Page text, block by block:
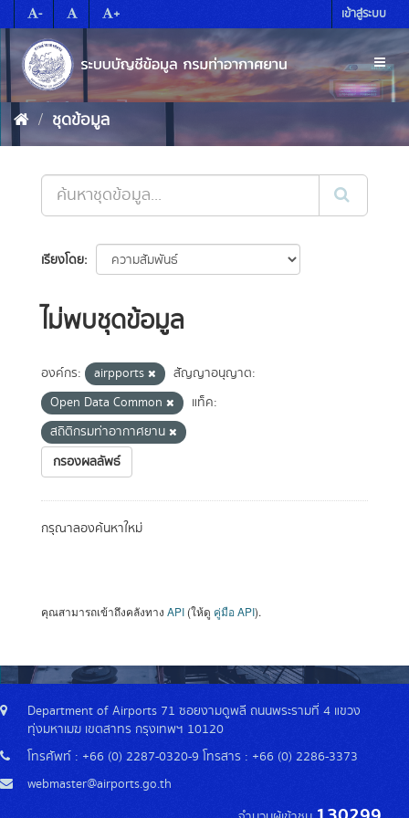
to
content
- + เข้าสู่ระบบ
ชุดข้อมูล
เรียงโดย
ไม่พบชุดข้อมูล
องค์กร: airpports
สัญญาอนุญาต:
Open Data Common
แท็ค:
สถิติกรมท่าอากาศยาน
กรองผลลัพธ์
กรุณาลองค้นหาใหม่
คุณสามารถเข้าถึงคลังทาง API (ให้ดู คู่มือ API).
Department of Airports 71 ซอยงามดูพลี ถนนพระรามที่ 4 แขวง
ทุ่งมหาเมฆ เขตสาทร กรุงเทพฯ 10120
โทรศัพท์ : +66 (0) 2287-0320-9 โทรสาร : +66 (0) 2286-3373
webmaster@airports.go.th